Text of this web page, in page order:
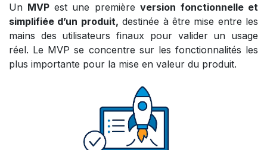
Un MVP est une premièreversion fonctionnelle et
simplifiée d’un produit, destinée à être mise entre les
mains des utilisateurs finaux pour valider un usage
réel. Le MVP se concentre sur les fonctionnalités les
plus importante pour la mise en valeur du produit.